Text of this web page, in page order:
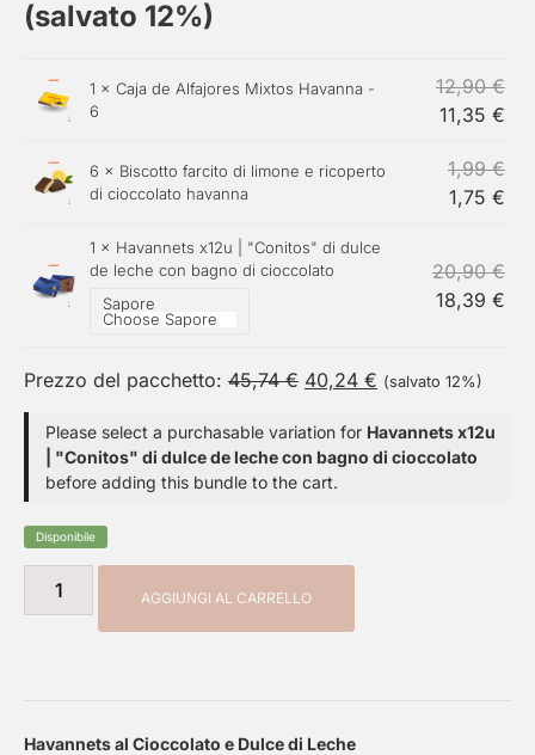
(salvato 12%)
1 × Caja de Alfajores Mixtos Havanna -
6
12,90€
11,35 €
6 × Biscotto farcito di limone e ricoperto
di cioccolato havanna
1,99€
1,75 €
1 × Havannets x12u | "Conitos" di dulce
de leche con bagno di cioccolato
Sapore
20,90€
18,39 €
Prezzo del pacchetto: 45,74€ 40,24 € (salvato 12%)
Please select a purchasable variation for Havannets x12u
| "Conitos" di dulce de leche con bagno di cioccolato
before adding this bundle to the cart.
Disponibile
AGGIUNGI AL CARRELLO
Havannets al Cioccolato e Dulce di Leche